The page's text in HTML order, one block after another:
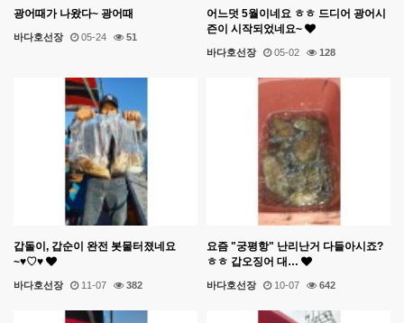
광어때가 나왔다~ 광어때
바다호선장 05-24 51
어느덧 5월이네요 ㅎㅎ 드디어 광어시
즌이 시작되었네요~
바다호선장 05-02 128
갑돌이, 갑순이 완전 봇물터졌네요
~♥♡♥
바다호선장 11-07 382
요즘 "궁평항" 난리난거 다들아시죠?
ㅎㅎ 갑오징어 대…
바다호선장 10-07 642